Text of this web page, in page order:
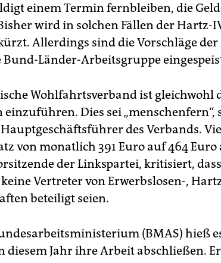
einem Termin fernbleiben, die
wird in solchen Fällen der Hartz-
Allerdings sind die Vorschläge
Länder-Arbeitsgruppe
Wohlfahrtsverband ist gleichwohl
einzuführen. Dies sei „menschenfern“,
des Verbands.
von monatlich 391 Euro auf 464
der Linkspartei, kritisiert,
keine Vertreter von Erwerbslosen-,
beteiligt seien.
(BMAS) hieß
diesem Jahr ihre Arbeit abschließen.